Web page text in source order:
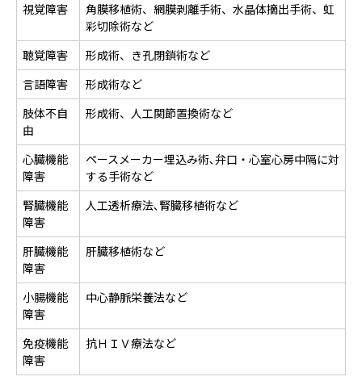
視覚障害
角膜移植術、網膜剥離手術、水晶体摘出手術、虹
彩切除術など
聴覚障害
形成術、き孔閉鎖術など
言語障害
形成術など
肢体不自
由
形成術、人工関節置換術など
心臓機能
障害
ペースメーカー埋込み術､弁口・心室心房中隔に対
する手術など
腎臓機能
障害
人工透析療法､腎臓移植術など
肝臓機能
障害
肝臓移植術など
小腸機能
障害
中心静脈栄養法など
免疫機能
障害
抗ＨＩＶ療法など